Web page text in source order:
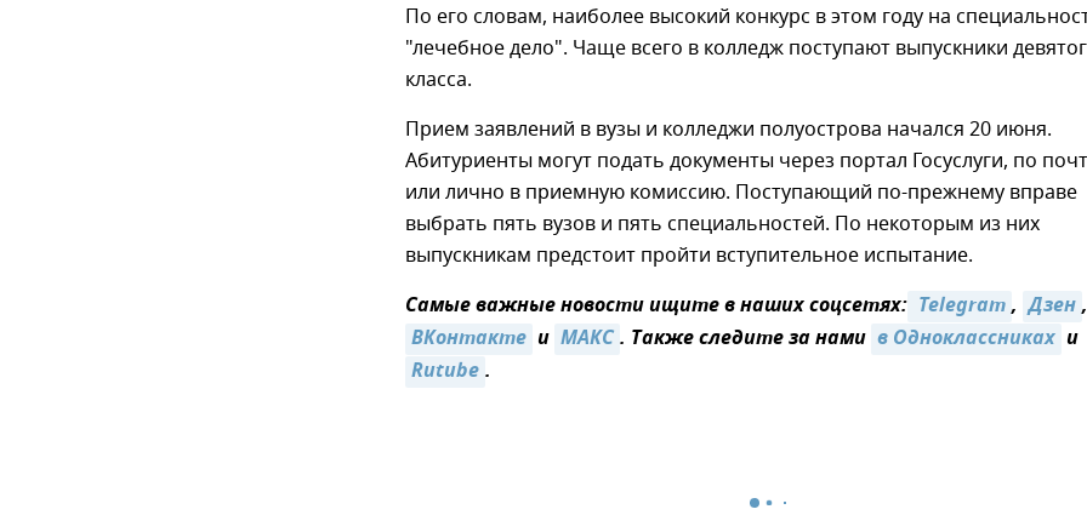
По его словам, наиболее высокий конкурс в этом году на
"лечебное дело". Чаще всего в колледж поступают выпускники
класса.
Прием заявлений в вузы и колледжи полуострова начался 20 июня.
Абитуриенты могут подать документы через портал Госуслуги, по
или лично в приемную комиссию. Поступающий по-прежнему вправе
выбрать пять вузов и пять специальностей. По некоторым из них
выпускникам предстоит пройти вступительное испытание.
Самые важные новости ищите в наших соцсетях: Telegram, Дзен,
ВКонтакте и MAКС. Также следите за нами в Одноклассниках и
Rutube.